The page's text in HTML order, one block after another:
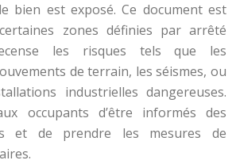
bien est exposé. Ce document est
zones définies par arrêté
les risques tels que les
de terrain, les séismes, ou
industrielles dangereuses.
occupants d’être informés des
et de prendre les mesures de